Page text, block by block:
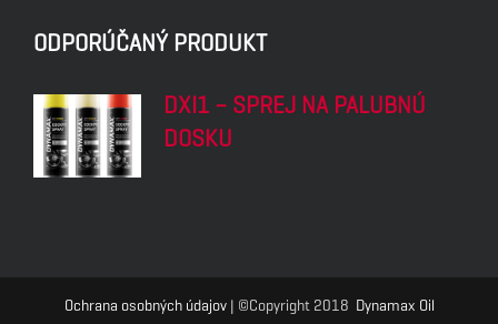
ODPORÚČANÝ PRODUKT
DXI1 – SPREJ NA PALUBNÚ
DOSKU
Ochrana osobných údajov| ©Copyright 2018 Dynamax Oil